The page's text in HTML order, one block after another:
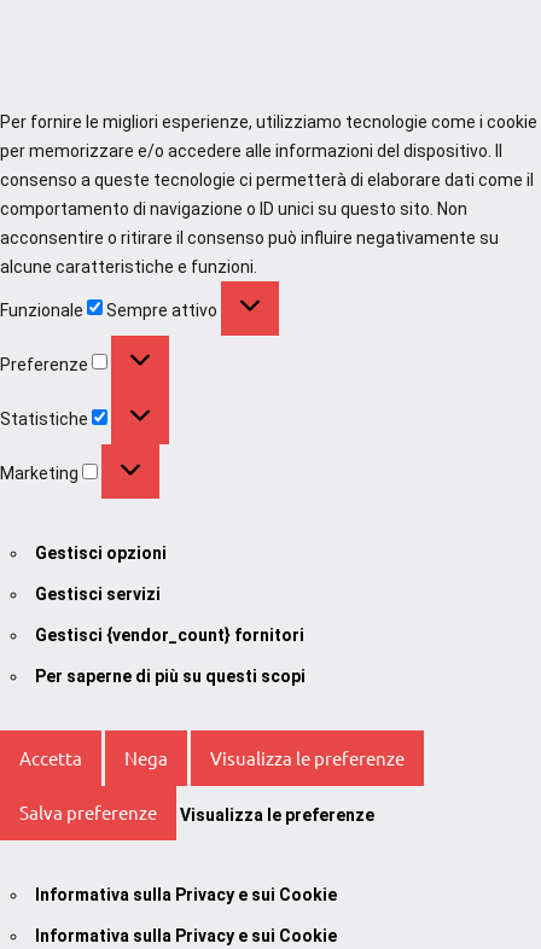
Per fornire le migliori esperienze, utilizziamo tecnologie come i cookie
per memorizzare e/o accedere alle informazioni del dispositivo. Il
consenso a queste tecnologie ci permetterà di elaborare dati come il
comportamento di navigazione o ID unici su questo sito. Non
acconsentire o ritirare il consenso può influire negativamente su
alcune caratteristiche e funzioni.
Funzionale Sempre attivo
Preferenze
Statistiche
Marketing
Gestisci opzioni
Gestisci servizi
Gestisci {vendor_count} fornitori
Per saperne di più su questi scopi
Accetta Nega Visualizza le preferenze
Salva preferenze Visualizza le preferenze
Informativa sulla Privacy e sui Cookie
Informativa sulla Privacy e sui Cookie